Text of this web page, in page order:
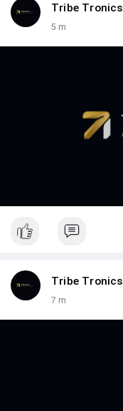
Tribe Tronics
5 m
Tribe Tronics
7 m